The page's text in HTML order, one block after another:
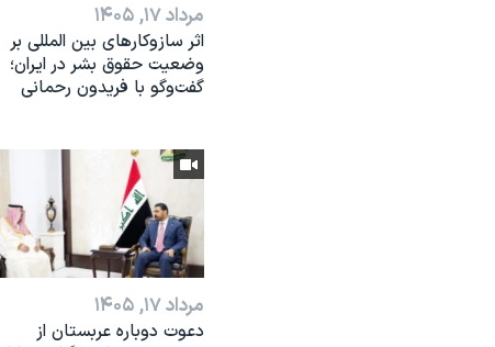
مرداد ۱۷, ۱۴۰۵
اثر ساز‌و‌کارهای بین المللی بر
وضعیت حقوق بشر در ایران؛
گفت‌وگو با فریدون رحمانی
مرداد ۱۷, ۱۴۰۵
دعوت دوباره عربستان از